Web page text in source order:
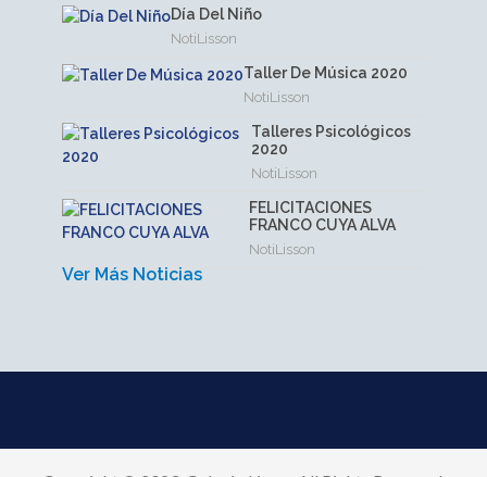
Día Del Niño
NotiLisson
Taller De Música 2020
NotiLisson
Talleres Psicológicos
2020
NotiLisson
FELICITACIONES
FRANCO CUYA ALVA
NotiLisson
Ver Más Noticias